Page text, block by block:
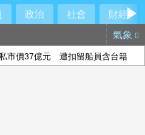
政治 社會
財經
氣象
市價37億元 遭扣留船員含台籍